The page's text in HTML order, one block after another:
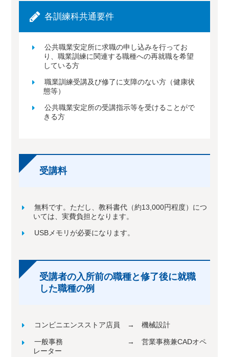
各訓練科共通要件
公共職業安定所に求職の申し込みを行ってお
り、職業訓練に関連する職種への再就職を希望
している方
職業訓練受講及び修了に支障のない方（健康状
態等）
公共職業安定所の受講指示等を受けることがで
きる方
受講料
無料です。ただし、教科書代（約13,000円程度）につ
いては、実費負担となります。
USBメモリが必要になります。
受講者の入所前の職種と修了後に就職
した職種の例
コンビニエンスストア店員 → 機械設計
一般事務 → 営業事務兼CADオペ
レーター